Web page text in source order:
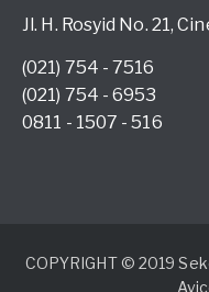
Jl. H. Rosyid No. 21,
(021) 754 - 7516
(021) 754 - 6953
0811 - 1507 - 516
COPYRIGHT © 2019